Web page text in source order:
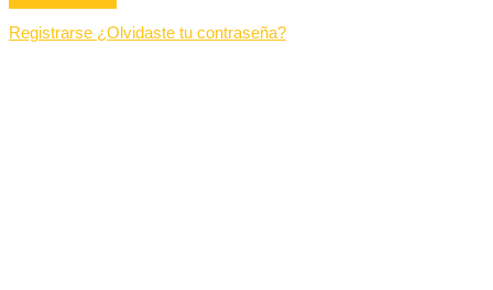
Registrarse ¿Olvidaste tu contraseña?